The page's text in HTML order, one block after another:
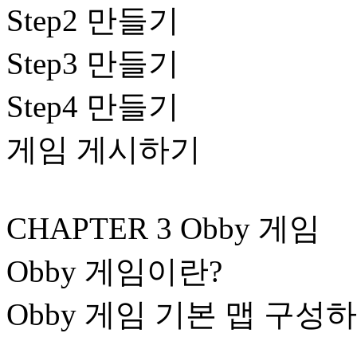
Step2 만들기
Step3 만들기
Step4 만들기
게임 게시하기
CHAPTER 3 Obby 게임
Obby 게임이란?
Obby 게임 기본 맵 구성